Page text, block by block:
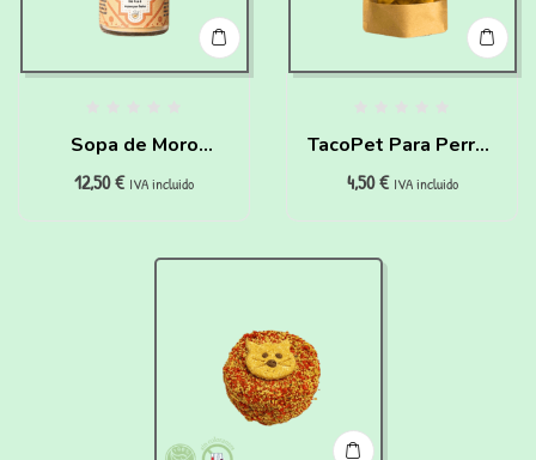
Sopa de Moro
instantánea para
12,50€ IVA incluido
TacoPet Para Perros
Y Gatos (120 gr)
4,50€ IVA incluido